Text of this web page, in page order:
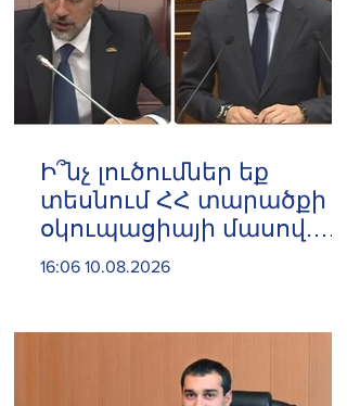
Ի՞նչ լուծումներ եք
տեսնում ՀՀ տարածքի
օկուպացիայի մասով.
«Լուծմանը հասնելու
16:06 10.08.2026